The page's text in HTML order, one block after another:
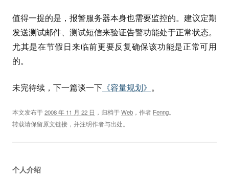
值得一提的是，报警服务器本身也需要监控的。建议定期
发送测试邮件、测试短信来验证告警功能处于正常状态。
尤其是在节假日来临前更要反复确保该功能是正常可用
的。
未完待续，下一篇谈一下 《容量规划》 。
本文发布于2008 年 11 月 22 日 ，归档于Web ，作者 Fenng。
转载请保留原文链接，并注明作者与出处。
个人介绍